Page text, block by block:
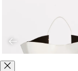
Precedente